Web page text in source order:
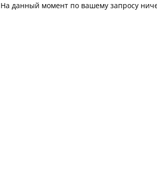
На данный момент по вашему запросу